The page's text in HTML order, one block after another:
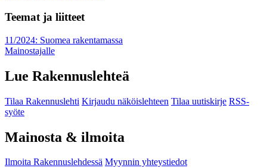
Teemat ja liitteet
11/2024: Suomea rakentamassa
Mainostajalle
Lue Rakennuslehteä
Tilaa Rakennuslehti Kirjaudu näköislehteen Tilaa uutiskirje RSS-
syöte
Mainosta & ilmoita
Ilmoita Rakennuslehdessä Myynnin yhteystiedot